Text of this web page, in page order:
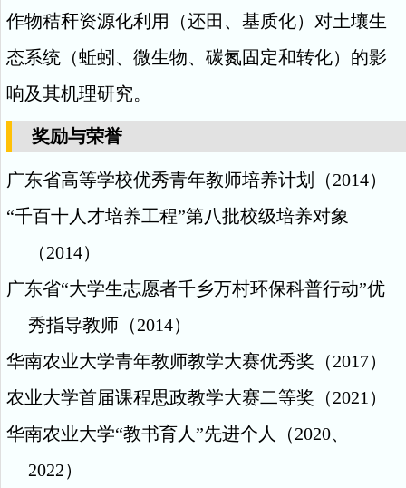
作物秸秆资源化利用（还田、基质化）对土壤生
态系统（蚯蚓、微生物、碳氮固定和转化）的影
响及其机理研究。
奖励与荣誉
广东省高等学校优秀青年教师培养计划（2014）
“千百十人才培养工程”第八批校级培养对象
（2014）
广东省“大学生志愿者千乡万村环保科普行动”优
秀指导教师（2014）
华南农业大学青年教师教学大赛优秀奖（2017）
农业大学首届课程思政教学大赛二等奖（2021 ）
华南农业大学“教书育人”先进个人（2020、
2022）